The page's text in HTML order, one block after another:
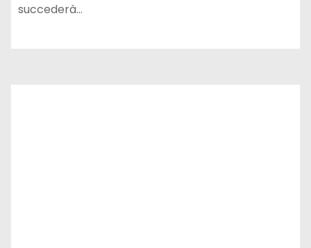
succederà…